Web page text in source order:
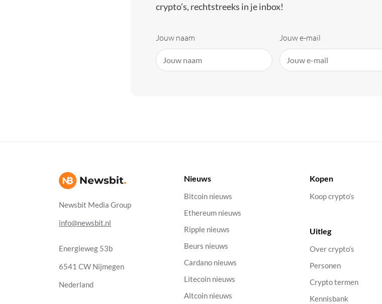
crypto’s, rechtstreeks in je inbox!
Jouw naam Jouw e-mail
Newsbit Media Group
info@newsbit.nl
Energieweg 53b
6541 CW Nijmegen
Nederland
Nieuws
Bitcoin nieuws
Ethereum nieuws
Ripple nieuws
Beurs nieuws
Cardano nieuws
Litecoin nieuws
Altcoin nieuws
Kopen
Koop crypto’s
Uitleg
Over crypto’s
Personen
Crypto termen
Kennisbank